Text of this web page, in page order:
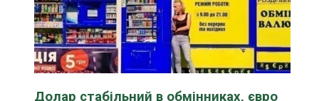
Долар стабільний в обмінниках, євро